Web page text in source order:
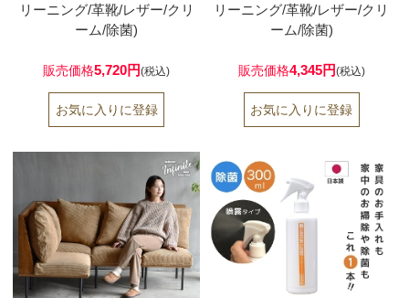
リーニング/革靴/レザー/クリ
ーム/除菌)
販売価格5,720円(税込)
リーニング/革靴/レザー/クリ
ーム/除菌)
販売価格4,345円(税込)